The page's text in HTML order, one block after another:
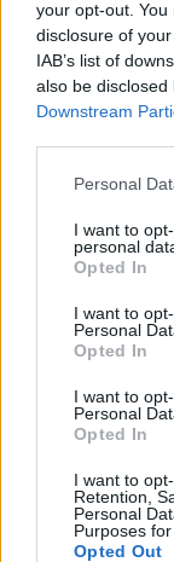
your opt-out.
disclosure of
IAB’s list of
also be
Downstream
Personal
I want to
personal
Opted In
I want to
Personal
Opted In
I want to
Personal
Opted In
I want to
Retention,
Personal
Purposes
Opted Out
Mémorial.
Témoignages
Afin de
de Rivesaltes.